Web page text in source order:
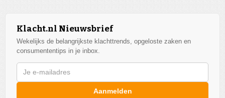
Klacht.nl Nieuwsbrief
Wekelijks de belangrijkste klachttrends, opgeloste zaken en
consumententips in je inbox.
Aanmelden